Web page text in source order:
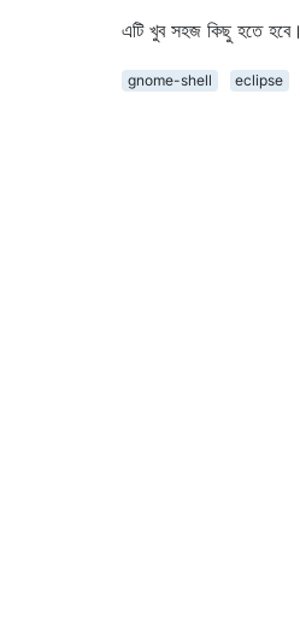
এটি খুব সহজ কিছু হতে হবে।
gnome-shell eclipse